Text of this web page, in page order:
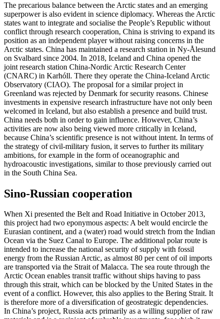
The precarious balance between the Arctic states and an emerging
superpower is also evident in science diplomacy. Whereas the Arctic
states want to integrate and social­ise the People’s Republic without
conflict through research cooperation, China is striv­ing to expand its
position as an indepen­dent player without raising concerns in the
Arctic states. China has maintained a re­search station in Ny-Ålesund
on Svalbard since 2004. In 2018, Iceland and China opened the
joint research station China-Nordic Arctic Research Center
(CNARC) in Karhóll. There they operate the China-Ice­land Arctic
Observatory (CIAO). The pro­posal for a similar project in
Greenland was rejected by Denmark for security reasons. Chinese
investments in expensive research infrastructure have not only been
welcomed in Iceland, but also establish a presence and build trust.
China needs both in order to gain influence. However, China’s
activities are now also being viewed more critically in Iceland,
because China’s scien­tific presence is not without intent. In terms of
the strate­gy of civil-military fusion, it serves to further its military
ambitions, for example in the form of oceanographic and
hydroacoustic investigations, similar to those previously carried out
in the South China Sea.
Sino-Russian cooperation
When Xi presented the Belt and Road Ini­tiative in October 2013,
this project had two eponymous aspects: A belt would encircle the
Eurasian continent, and a (water) road would stretch from the Indian
Ocean via the Suez Canal to Europe. The additional polar route is
intended to increase the national security of supply with fossil
energy from the Russian Arctic, as almost 80 per cent of oil imports
are transported via the Strait of Malacca. The sea route through the
Arctic Ocean enables transit traffic without ships having to pass
through this strait, which can be blocked by the United States in the
event of a conflict. How­ever, this also applies to the Bering Strait. It
is therefore more of a diversification of geostrategic dependencies.
In China’s project, Russia acts primarily as a willing supplier of raw